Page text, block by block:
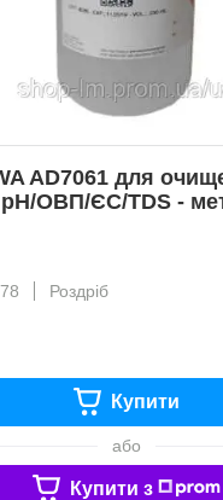
AD7061 для
рН/ОВП/ЄС/TDS -
Роздріб
Купити
або
Купити з